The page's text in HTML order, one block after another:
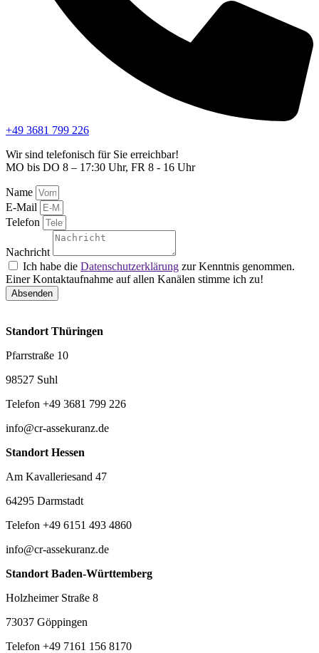
+49 3681 799 226
Wir sind telefonisch für Sie erreichbar!
MO bis DO 8 – 17:30 Uhr, FR 8 - 16 Uhr
Name
E-Mail
Telefon
Nachricht
Ich habe die Datenschutzerklärung zur Kenntnis genommen.
Einer Kontaktaufnahme auf allen Kanälen stimme ich zu!
Absenden
Standort Thüringen
Pfarrstraße 10
98527 Suhl
Telefon +49 3681 799 226
info@cr-assekuranz.de
Standort Hessen
Am Kavalleriesand 47
64295 Darmstadt
Telefon +49 6151 493 4860
info@cr-assekuranz.de
Standort Baden-Württemberg
Holzheimer Straße 8
73037 Göppingen
Telefon +49 7161 156 8170